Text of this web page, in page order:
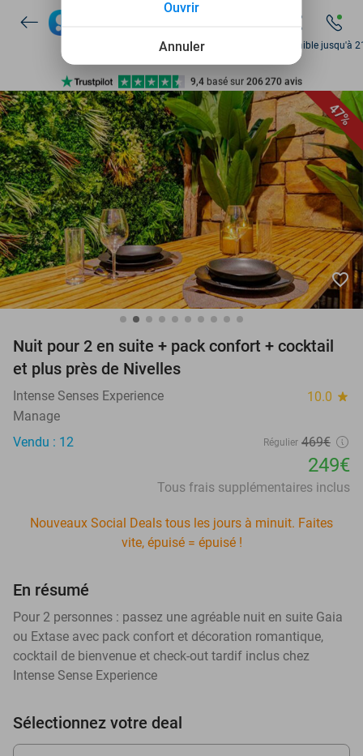
Disponible 7 jours par semaine
+ de 10 millions de membres
Découvrez + de 15.000 deals
Disponible 7 jours par semaine
+ de 10 millions de membres
Disponible jusqu'à
47%
favorite_border
Nuit pour 2 en suite + pack confort + cocktail
et plus près de Nivelles
Intense Senses Experience 10.0 star
Manage
Vendu : 12
Régulier 469€
249€
Tous frais supplémentaires inclus
Nouveaux Social Deals tous les jours à minuit. Faites
vite, épuisé = épuisé !
En résumé
Pour 2 personnes : passez une agréable nuit en suite Gaia
ou Extase avec pack confort et décoration romantique,
cocktail de bienvenue et check-out tardif inclus chez
Intense Sense Experience
Sélectionnez votre deal
Annuler
Ouvrir